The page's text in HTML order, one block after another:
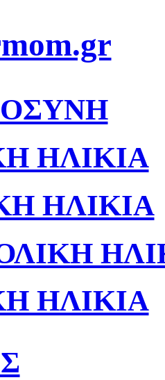
ΗΛΙΚΙΑ
ΗΛΙΚΙΑ
ΗΛΙΚΙΑ